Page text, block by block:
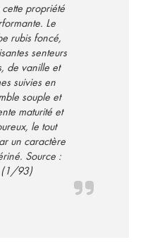
propriété
Le
rubis foncé,
senteurs
de vanille et
suivies en
souple et
maturité et
le tout
un caractère
Source :
(1/93)